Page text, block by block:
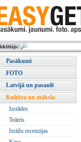
Pasākumi
FOTO
Latvijā un pasaulē
Kultūra un māksla
Izstādes
Teātris
Izrāžu recenzijas